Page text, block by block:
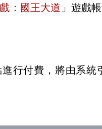
：國王大道 」遊戲
行付費，將由系